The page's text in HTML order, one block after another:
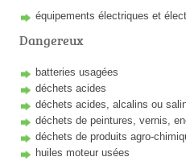
équipements électriques et
Dangereux
batteries usagées
déchets acides
déchets acides, alcalins ou
déchets de peintures, vernis,
déchets de produits agro-
huiles moteur usées